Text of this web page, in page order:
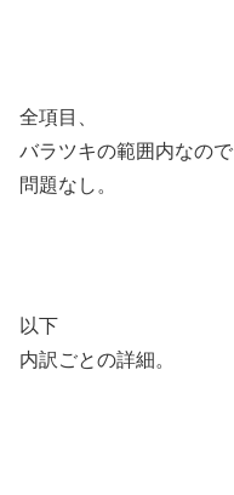
全項目、
バラツキの範囲内なので
問題なし。
以下
内訳ごとの詳細。